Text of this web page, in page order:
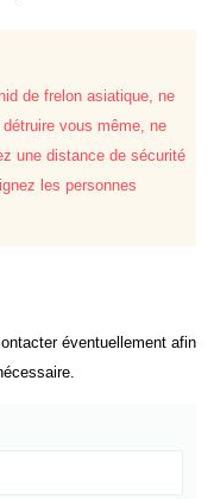
de frelon asiatique, ne
vous même, ne
une distance de sécurité
les personnes
éventuellement afin